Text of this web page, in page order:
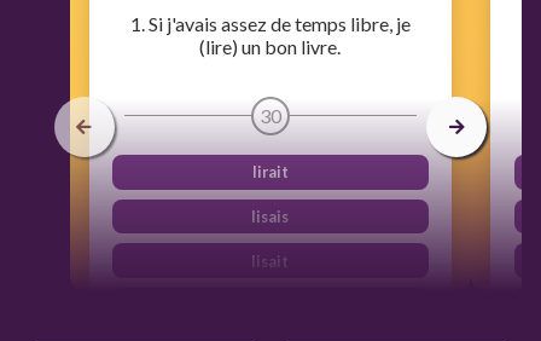
1. Si j'avais assez de temps libre, je
(lire) un bon livre.
30
lirait
lisais
lisait